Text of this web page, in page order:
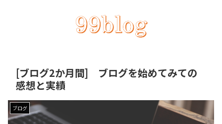
[ブログ2か月間] ブログを始めてみての
感想と実績
ブログ